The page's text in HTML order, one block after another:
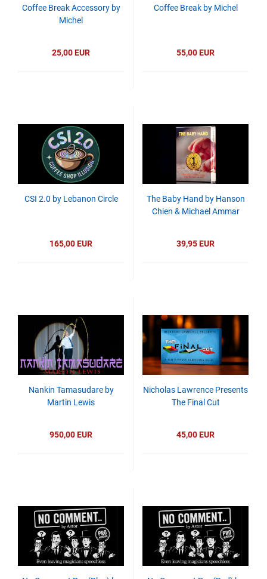
Coffee Break Accessory by
Michel
25,00 EUR
Coffee Break by Michel
55,00 EUR
CSI 2.0 by Lebanon Circle
165,00 EUR
The Baby Hand by Hanson
Chien & Michael Ammar
39,95 EUR
Nankin Tamasudare by
Martin Lewis
950,00 EUR
Nicholas Lawrence Presents
The Final Cut
45,00 EUR